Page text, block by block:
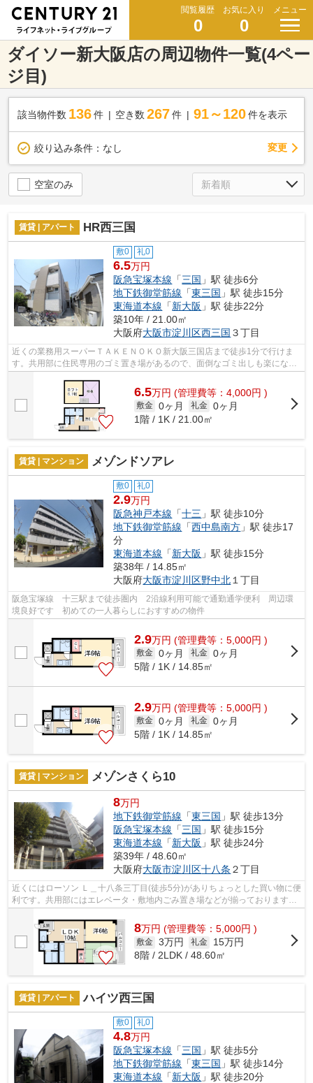
閲覧履歴
0
お気に入り
0
メニュー
ダイソー新大阪店の周辺物件一覧(4ペー
ジ目)
該当物件数 136件 空き数 267 件 91～120 件を表示
絞り込み条件： なし 変更
空室のみ
賃貸 | アパート HR西三国
敷0 礼0
6.5万円
阪急宝塚本線 「三国 」駅 徒歩6分
地下鉄御堂筋線 「東三国 」駅 徒歩15分
東海道本線 「新大阪 」駅 徒歩22分
築10年 / 21.00㎡
大阪府大阪市淀川区西三国 ３丁目
近くの業務用スーパーＴＡＫＥＮＯＫＯ新大阪三国店まで徒歩1分で行けま
す。共用部に住民専用のゴミ置き場があるので、面倒なゴミ出しも楽になり
6.5万円 (管理費等：4,000円 )
敷金 0ヶ月 礼金 0ヶ月
1階 / 1K / 21.00㎡
賃貸 | マンション メゾンドソアレ
敷0 礼0
2.9万円
阪急神戸本線 「十三 」駅 徒歩10分
地下鉄御堂筋線 「西中島南方 」駅 徒歩17
分
東海道本線 「新大阪 」駅 徒歩15分
築38年 / 14.85㎡
大阪府大阪市淀川区野中北 １丁目
阪急宝塚線 十三駅まで徒歩圏内 2沿線利用可能で通勤通学便利 周辺環
境良好です 初めての一人暮らしにおすすめの物件
2.9万円 (管理費等：5,000円 )
敷金 0ヶ月 礼金 0ヶ月
5階 / 1K / 14.85㎡
2.9万円 (管理費等：5,000円 )
敷金 0ヶ月 礼金 0ヶ月
5階 / 1K / 14.85㎡
賃貸 | マンション メゾンさくら10
8万円
地下鉄御堂筋線 「東三国 」駅 徒歩13分
阪急宝塚本線 「三国 」駅 徒歩15分
東海道本線 「新大阪 」駅 徒歩24分
築39年 / 48.60㎡
大阪府大阪市淀川区十八条 ２丁目
近くにはローソン Ｌ＿十八条三丁目(徒歩5分)がありちょっとした買い物に便
利です。共用部にはエレベータ・敷地内ごみ置き場などが揃っております。
眺めの良いマンションです。外観タ...
8万円 (管理費等：5,000円 )
敷金 3万円 礼金
15万円
8階 / 2LDK / 48.60㎡
賃貸 | アパート ハイツ西三国
敷0 礼0
4.8万円
阪急宝塚本線 「三国 」駅 徒歩5分
地下鉄御堂筋線 「東三国 」駅 徒歩14分
東海道本線 「新大阪 」駅 徒歩20分